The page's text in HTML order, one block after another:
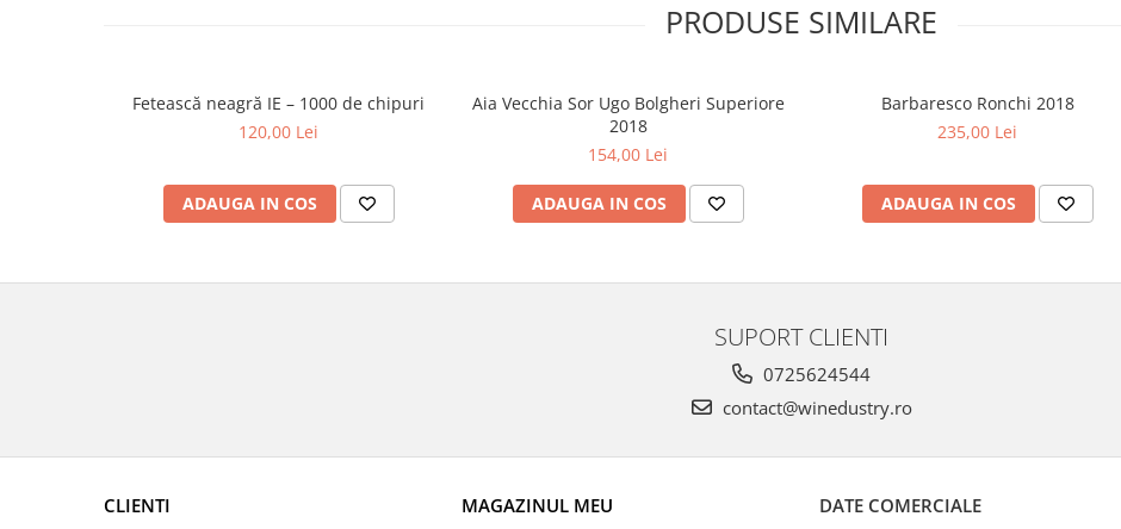
PRODUSE SIMILARE
Fetească neagră IE – 1000 de chipuri
120,00 Lei
ADAUGA IN COS
Aia Vecchia Sor Ugo Bolgheri Superiore
2018
154,00 Lei
ADAUGA IN COS
Barbaresco Ronchi 2018
235,00 Lei
ADAUGA IN COS
SUPORT CLIENTI
0725624544
contact@winedustry.ro
CLIENTI MAGAZINUL MEU DATE COMERCIALE